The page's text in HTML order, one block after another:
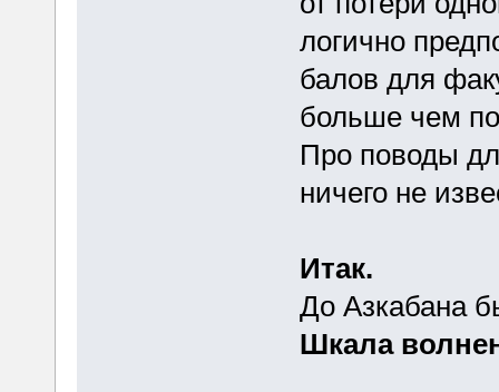
логично
балов для
больше чем
Про поводы
ничего не
Итак.
До Азкабана
Шкала